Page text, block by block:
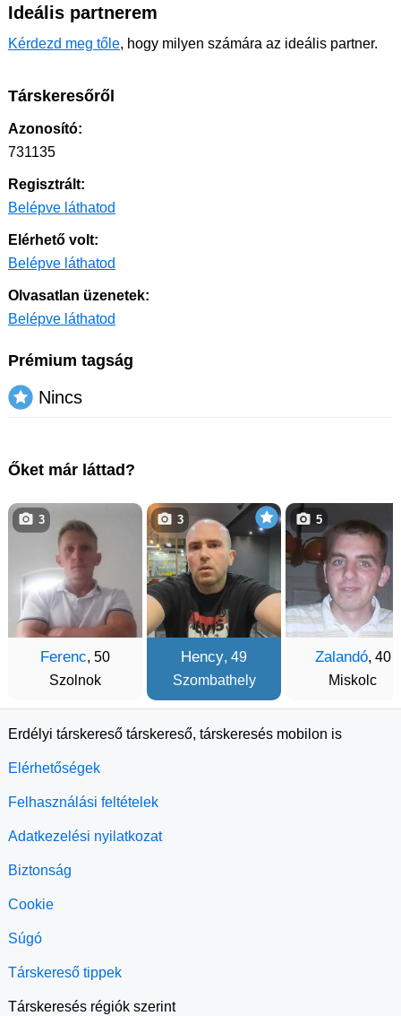
Ideális partnerem
Kérdezd meg tőle, hogy milyen számára az ideális partner.
Társkeresőről
Azonosító:
731135
Regisztrált:
Belépve láthatod
Elérhető volt:
Belépve láthatod
Olvasatlan üzenetek:
Belépve láthatod
Prémium tagság
Nincs
Őket már láttad?
Ferenc, 50
Szolnok
3
Hency, 49
Szombathely
3
Zalandó, 40
Miskolc
5
Erdélyi társkereső társkereső, társkeresés mobilon is
Elérhetőségek
Felhasználási feltételek
Adatkezelési nyilatkozat
Biztonság
Cookie
Súgó
Társkereső tippek
Társkeresés régiók szerint